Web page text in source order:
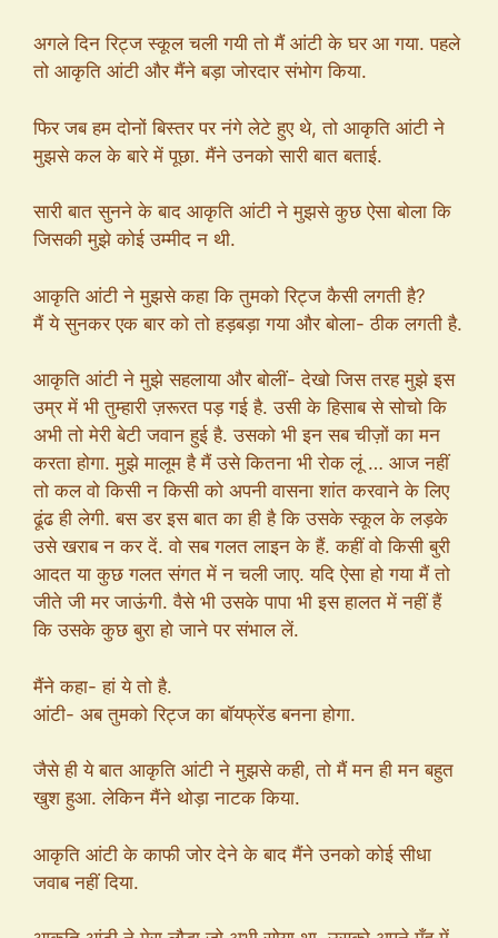
अगले दिन रिट्ज स्कूल चली गयी तो मैं आंटी के घर आ गया. पहले
तो आकृति आंटी और मैंने बड़ा जोरदार संभोग किया.
फिर जब हम दोनों बिस्तर पर नंगे लेटे हुए थे, तो आकृति आंटी ने
मुझसे कल के बारे में पूछा. मैंने उनको सारी बात बताई.
सारी बात सुनने के बाद आकृति आंटी ने मुझसे कुछ ऐसा बोला कि
जिसकी मुझे कोई उम्मीद न थी.
आकृति आंटी ने मुझसे कहा कि तुमको रिट्ज कैसी लगती है?
मैं ये सुनकर एक बार को तो हड़बड़ा गया और बोला- ठीक लगती है.
आकृति आंटी ने मुझे सहलाया और बोलीं- देखो जिस तरह मुझे इस
उम्र में भी तुम्हारी ज़रूरत पड़ गई है. उसी के हिसाब से सोचो कि
अभी तो मेरी बेटी जवान हुई है. उसको भी इन सब चीज़ों का मन
करता होगा. मुझे मालूम है मैं उसे कितना भी रोक लूं … आज नहीं
तो कल वो किसी न किसी को अपनी वासना शांत करवाने के लिए
ढूंढ ही लेगी. बस डर इस बात का ही है कि उसके स्कूल के लड़के
उसे खराब न कर दें. वो सब गलत लाइन के हैं. कहीं वो किसी बुरी
आदत या कुछ गलत संगत में न चली जाए. यदि ऐसा हो गया मैं तो
जीते जी मर जाऊंगी. वैसे भी उसके पापा भी इस हालत में नहीं हैं
कि उसके कुछ बुरा हो जाने पर संभाल लें.
मैंने कहा- हां ये तो है.
आंटी- अब तुमको रिट्ज का बॉयफ्रेंड बनना होगा.
जैसे ही ये बात आकृति आंटी ने मुझसे कही, तो मैं मन ही मन बहुत
खुश हुआ. लेकिन मैंने थोड़ा नाटक किया.
आकृति आंटी के काफी जोर देने के बाद मैंने उनको कोई सीधा
जवाब नहीं दिया.